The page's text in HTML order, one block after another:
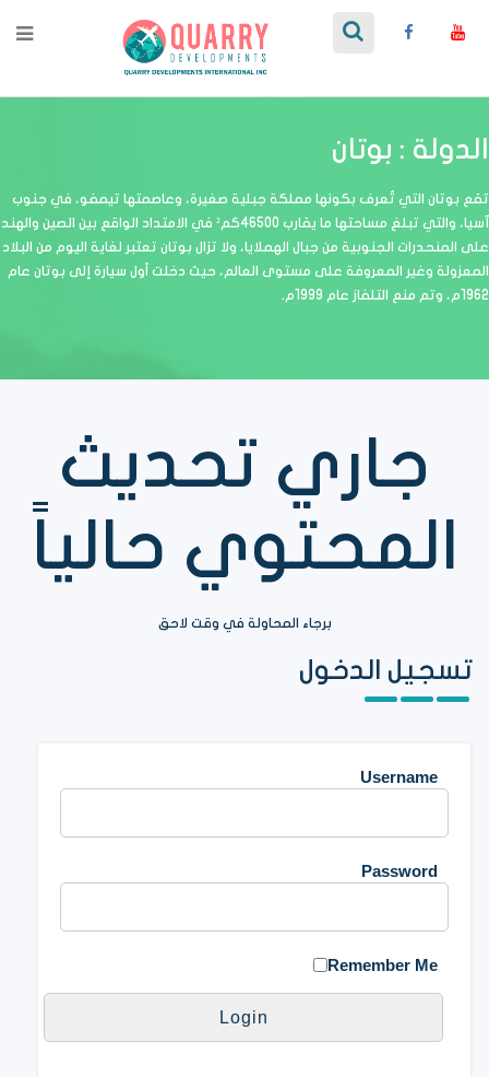
الدولة : بوتان
تقع بوتان التي تُعرف بكونها مملكة جبلية صغيرة، وعاصمتها تيمفو، في جنوب
آسيا، والتي تبلغ مساحتها ما يقارب 46500كم² في الامتداد الواقع بين الصين والهند
على المنحدرات الجنوبية من جبال الهملايا، ولا تزال بوتان تعتبر لغاية اليوم من البلاد
المعزولة وغير المعروفة على مستوى العالم، حيث دخلت أول سيارة إلى بوتان عام
1962م، وتم منع التلفاز عام 1999م.
جاري تحديث
المحتوي حالياً
برجاء المحاولة في وقت لاحق
تسجيل الدخول
Username
Password
Remember Me